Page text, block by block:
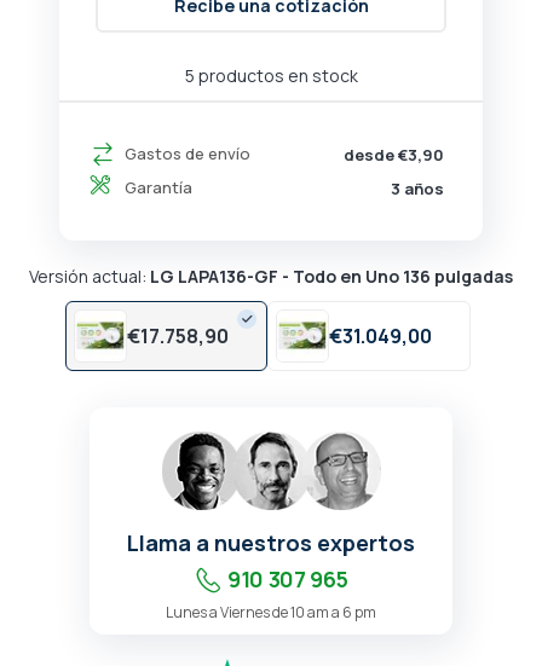
5 productos en stock
Gastos de envío
desde €3,90
Garantía
3 años
Recibe una cotización
Versión actual: LG LAPA136-GF - Todo en Uno 136 pulgadas
€17.758,90 €31.049,00
Llama a nuestros expertos
910 307 965
Lunes a Viernes de 10 am a 6 pm